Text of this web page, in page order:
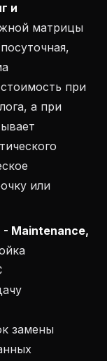
и
матрицы
при
а при
или
- Maintenance,
замены